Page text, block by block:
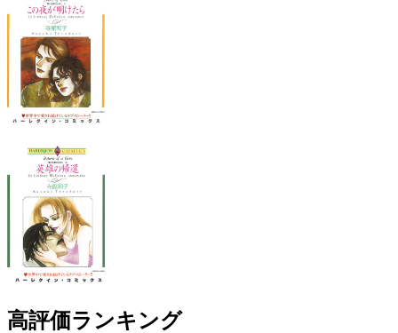
高評価ランキング